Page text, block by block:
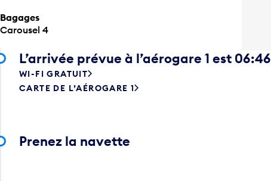
Bagages
Carousel 4
L’arrivée prévue à l’aérogare 1 est 06:46
WI-FI GRATUIT
CARTE DE L’AÉROGARE 1
Prenez la navette